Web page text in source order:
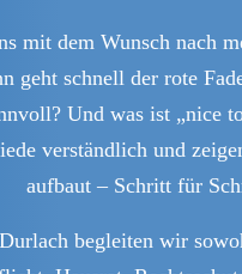
mit dem Wunsch nach
geht schnell der rote
Und was ist
verständlich und
aufbaut – Schritt für
begleiten wir